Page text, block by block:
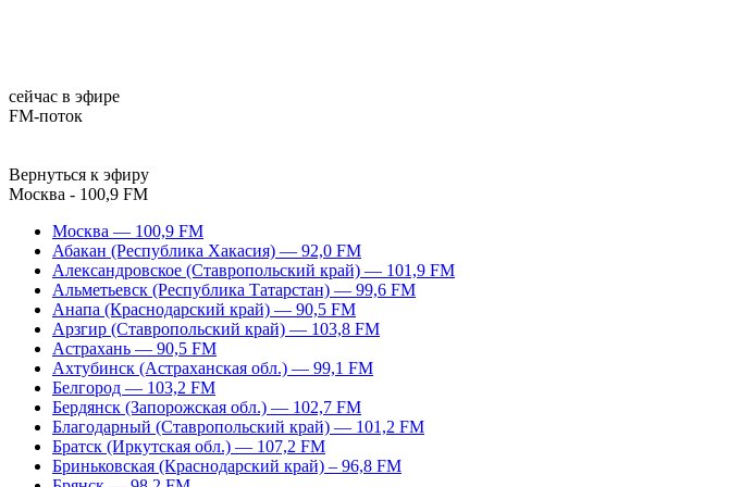
сейчас в эфире
FM-поток
Вернуться к эфиру
Москва - 100,9 FM
Москва — 100,9 FM
Абакан (Республика Хакасия) — 92,0 FM
Александровское (Ставропольский край) — 101,9 FM
Альметьевск (Республика Татарстан) — 99,6 FM
Анапа (Краснодарский край) — 90,5 FM
Арзгир (Ставропольский край) — 103,8 FM
Астрахань — 90,5 FM
Ахтубинск (Астраханская обл.) — 99,1 FM
Белгород — 103,2 FM
Бердянск (Запорожская обл.) — 102,7 FM
Благодарный (Ставропольский край) — 101,2 FM
Братск (Иркутская обл.) — 107,2 FM
Бриньковская (Краснодарский край) – 96,8 FM